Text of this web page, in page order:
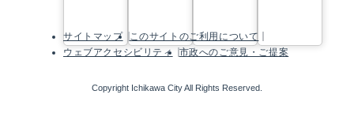
サイトマップ
このサイトのご利用について
ウェブアクセシビリティ
市政へのご意見・ご提案
Copyright Ichikawa City All Rights Reserved.